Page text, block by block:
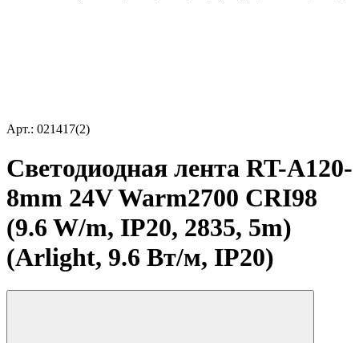
Арт.: 021417(2)
Светодиодная лента RT-A120-
8mm 24V Warm2700 CRI98
(9.6 W/m, IP20, 2835, 5m)
(Arlight, 9.6 Вт/м, IP20)